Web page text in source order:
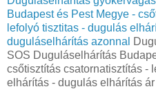
Budapest és Pest Megye -
lefolyó tisztitas - dugulás
duguláselhárítás azonnal
SOS Duguláselhárítás
csőtisztítás csatornatisztítás -
elhárítás - dugulás elhárítás